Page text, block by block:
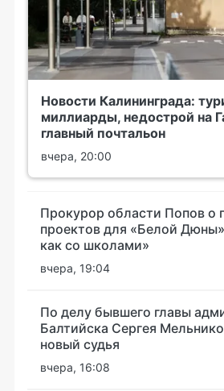
Новости Калининграда:
миллиарды, недострой на
главный почтальон
вчера, 20:00
Прокурор области Попов о
проектов для «Белой
как со школами»
вчера, 19:04
По делу бывшего главы
Балтийска Сергея
новый судья
вчера, 16:08